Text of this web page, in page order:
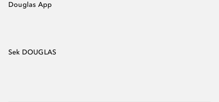
Douglas App
Sek DOUGLAS